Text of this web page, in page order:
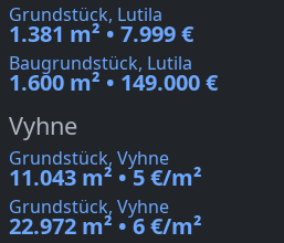
Grundstück, Lutila
1.381 m² • 7.999 €
Baugrundstück, Lutila
1.600 m² • 149.000 €
Vyhne
Grundstück, Vyhne
11.043 m² • 5 €/m²
Grundstück, Vyhne
22.972 m² • 6 €/m²